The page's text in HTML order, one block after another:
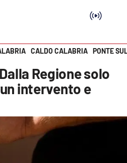
CALDO CALABRIA PONTE
Regione solo
intervento e